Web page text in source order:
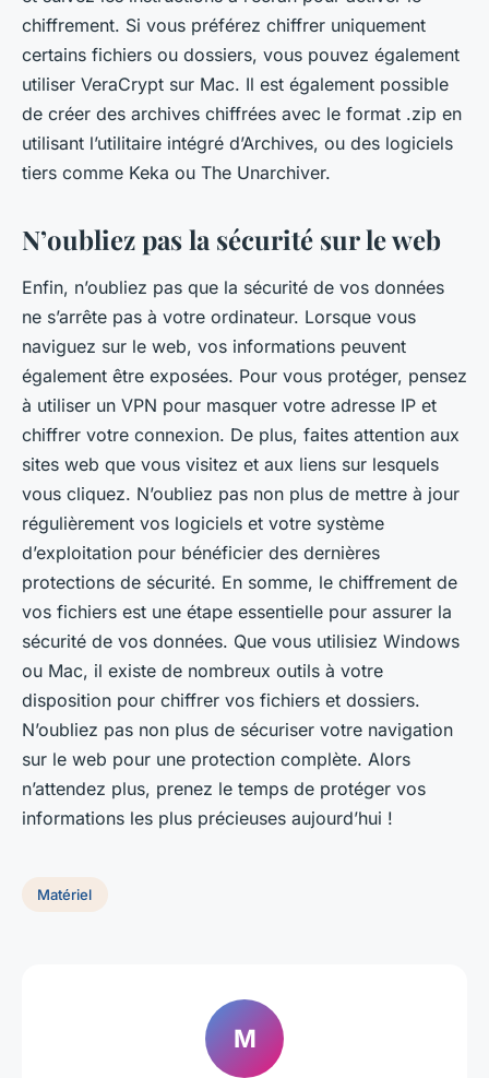
chiffrement. Si vous préférez chiffrer uniquement
certains fichiers ou dossiers, vous pouvez également
utiliser VeraCrypt sur Mac. Il est également possible
de créer des archives chiffrées avec le format .zip en
utilisant l’utilitaire intégré d’Archives, ou des logiciels
tiers comme Keka ou The Unarchiver.
N’oubliez pas la sécurité sur le web
Enfin, n’oubliez pas que la sécurité de vos données
ne s’arrête pas à votre ordinateur. Lorsque vous
naviguez sur le web, vos informations peuvent
également être exposées. Pour vous protéger, pensez
à utiliser un VPN pour masquer votre adresse IP et
chiffrer votre connexion. De plus, faites attention aux
sites web que vous visitez et aux liens sur lesquels
vous cliquez. N’oubliez pas non plus de mettre à jour
régulièrement vos logiciels et votre système
d’exploitation pour bénéficier des dernières
protections de sécurité. En somme, le chiffrement de
vos fichiers est une étape essentielle pour assurer la
sécurité de vos données. Que vous utilisiez Windows
ou Mac, il existe de nombreux outils à votre
disposition pour chiffrer vos fichiers et dossiers.
N’oubliez pas non plus de sécuriser votre navigation
sur le web pour une protection complète. Alors
n’attendez plus, prenez le temps de protéger vos
informations les plus précieuses aujourd’hui !
Matériel
M